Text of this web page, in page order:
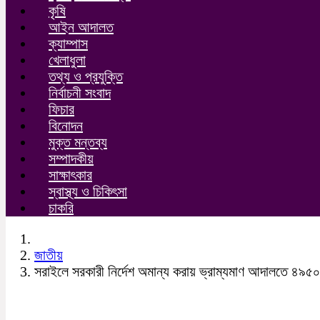
কৃষি
আইন আদালত
ক্যাম্পাস
খেলাধুলা
তথ্য ও প্রযুক্তি
নির্বাচনী সংবাদ
ফিচার
বিনোদন
মুক্ত মন্তব্য
সম্পাদকীয়
সাক্ষাৎকার
স্বাস্থ্য ও চিকিৎসা
চাকরি
জাতীয়
সরাইলে সরকারী নির্দেশ অমান্য করায় ভ্রাম্যমাণ আদালতে